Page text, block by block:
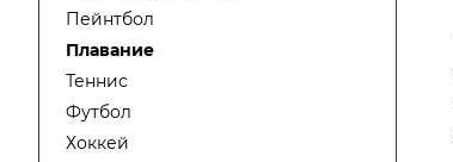
Пейнтбол
Плавание
Теннис
Футбол
Хоккей